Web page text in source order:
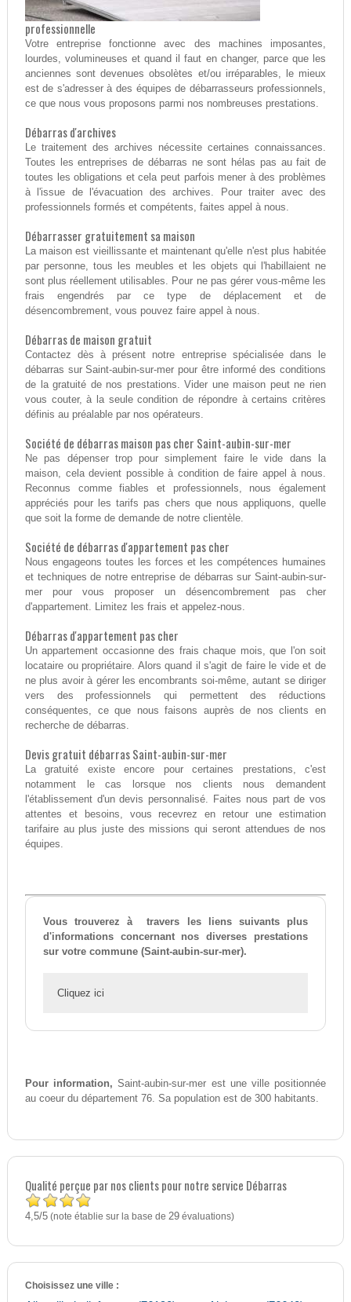
professionnelle
Votre entreprise fonctionne avec des machines imposantes,
lourdes, volumineuses et quand il faut en changer, parce que les
anciennes sont devenues obsolètes et/ou irréparables, le mieux
est de s'adresser à des équipes de débarrasseurs professionnels,
ce que nous vous proposons parmi nos nombreuses prestations.
Débarras d'archives
Le traitement des archives nécessite certaines connaissances.
Toutes les entreprises de débarras ne sont hélas pas au fait de
toutes les obligations et cela peut parfois mener à des problèmes
à l'issue de l'évacuation des archives. Pour traiter avec des
professionnels formés et compétents, faites appel à nous.
Débarrasser gratuitement sa maison
La maison est vieillissante et maintenant qu'elle n'est plus habitée
par personne, tous les meubles et les objets qui l'habillaient ne
sont plus réellement utilisables. Pour ne pas gérer vous-même les
frais engendrés par ce type de déplacement et de
désencombrement, vous pouvez faire appel à nous.
Débarras de maison gratuit
Contactez dès à présent notre entreprise spécialisée dans le
débarras sur Saint-aubin-sur-mer pour être informé des conditions
de la gratuité de nos prestations. Vider une maison peut ne rien
vous couter, à la seule condition de répondre à certains critères
définis au préalable par nos opérateurs.
Société de débarras maison pas cher Saint-aubin-sur-mer
Ne pas dépenser trop pour simplement faire le vide dans la
maison, cela devient possible à condition de faire appel à nous.
Reconnus comme fiables et professionnels, nous également
appréciés pour les tarifs pas chers que nous appliquons, quelle
que soit la forme de demande de notre clientèle.
Société de débarras d'appartement pas cher
Nous engageons toutes les forces et les compétences humaines
et techniques de notre entreprise de débarras sur Saint-aubin-sur-
mer pour vous proposer un désencombrement pas cher
d'appartement. Limitez les frais et appelez-nous.
Débarras d'appartement pas cher
Un appartement occasionne des frais chaque mois, que l'on soit
locataire ou propriétaire. Alors quand il s'agit de faire le vide et de
ne plus avoir à gérer les encombrants soi-même, autant se diriger
vers des professionnels qui permettent des réductions
conséquentes, ce que nous faisons auprès de nos clients en
recherche de débarras.
Devis gratuit débarras Saint-aubin-sur-mer
La gratuité existe encore pour certaines prestations, c'est
notamment le cas lorsque nos clients nous demandent
l'établissement d'un devis personnalisé. Faites nous part de vos
attentes et besoins, vous recevrez en retour une estimation
tarifaire au plus juste des missions qui seront attendues de nos
équipes.
Vous trouverez à travers les liens suivants plus
d'informations concernant nos diverses prestations
sur votre commune (Saint-aubin-sur-mer).
Cliquez ici
Pour information, Saint-aubin-sur-mer est une ville positionnée
au coeur du département 76. Sa population est de 300 habitants.
Qualité perçue par nos clients pour notre service Débarras
4,5/5(note établie sur la base de 29évaluations)
Choisissez une ville :